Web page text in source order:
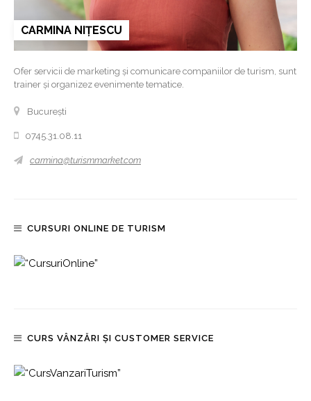
CARMINA NIȚESCU
Ofer servicii de marketing și comunicare companiilor de turism, sunt
trainer și organizez evenimente tematice.
București
0745.31.08.11
carmina@turismmarket.com
CURSURI ONLINE DE TURISM
CURS VÂNZĂRI ȘI CUSTOMER SERVICE